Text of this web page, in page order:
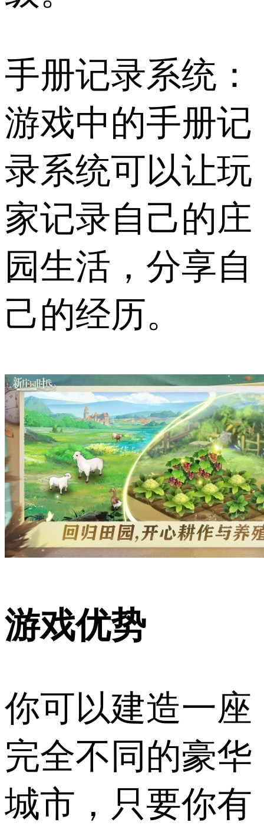
手册记录系统：
游戏中的手册记
录系统可以让玩
家记录自己的庄
园生活，分享自
己的经历。
游戏优势
你可以建造一座
完全不同的豪华
城市，只要你有